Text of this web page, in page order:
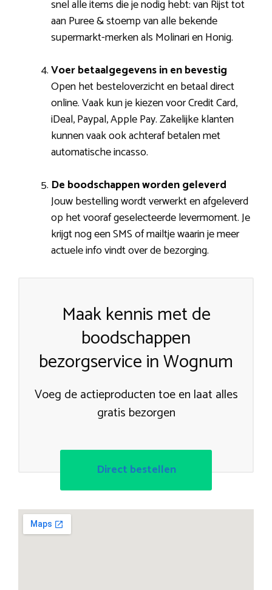
snel alle items die je nodig hebt: van Rijst tot
aan Puree & stoemp van alle bekende
supermarkt-merken als Molinari en Honig.
Voer betaalgegevens in en bevestig
Open het besteloverzicht en betaal direct
online. Vaak kun je kiezen voor Credit Card,
iDeal, Paypal, Apple Pay. Zakelijke klanten
kunnen vaak ook achteraf betalen met
automatische incasso.
De boodschappen worden geleverd
Jouw bestelling wordt verwerkt en afgeleverd
op het vooraf geselecteerde levermoment. Je
krijgt nog een SMS of mailtje waarin je meer
actuele info vindt over de bezorging.
Maak kennis met de
boodschappen
bezorgservice in Wognum
Voeg de actieproducten toe en laat alles
gratis bezorgen
Direct bestellen